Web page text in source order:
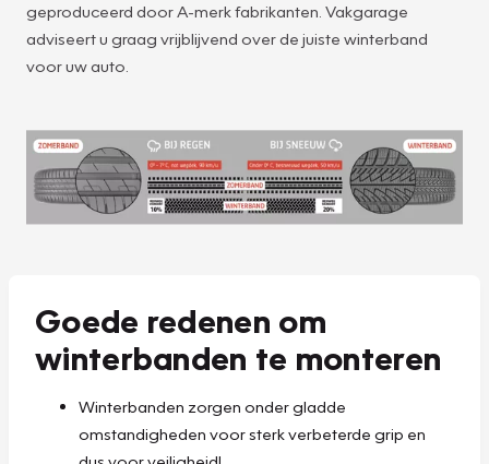
geproduceerd door A-merk fabrikanten. Vakgarage
adviseert u graag vrijblijvend over de juiste winterband
voor uw auto.
Goede redenen om
winterbanden te monteren
Winterbanden zorgen onder gladde
omstandigheden voor sterk verbeterde grip en